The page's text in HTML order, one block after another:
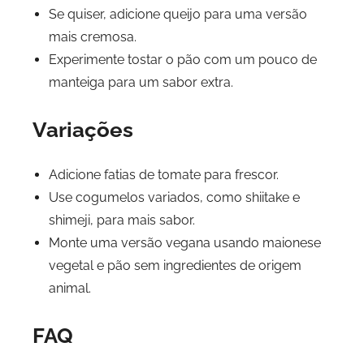
Se quiser, adicione queijo para uma versão
mais cremosa.
Experimente tostar o pão com um pouco de
manteiga para um sabor extra.
Variações
Adicione fatias de tomate para frescor.
Use cogumelos variados, como shiitake e
shimeji, para mais sabor.
Monte uma versão vegana usando maionese
vegetal e pão sem ingredientes de origem
animal.
FAQ